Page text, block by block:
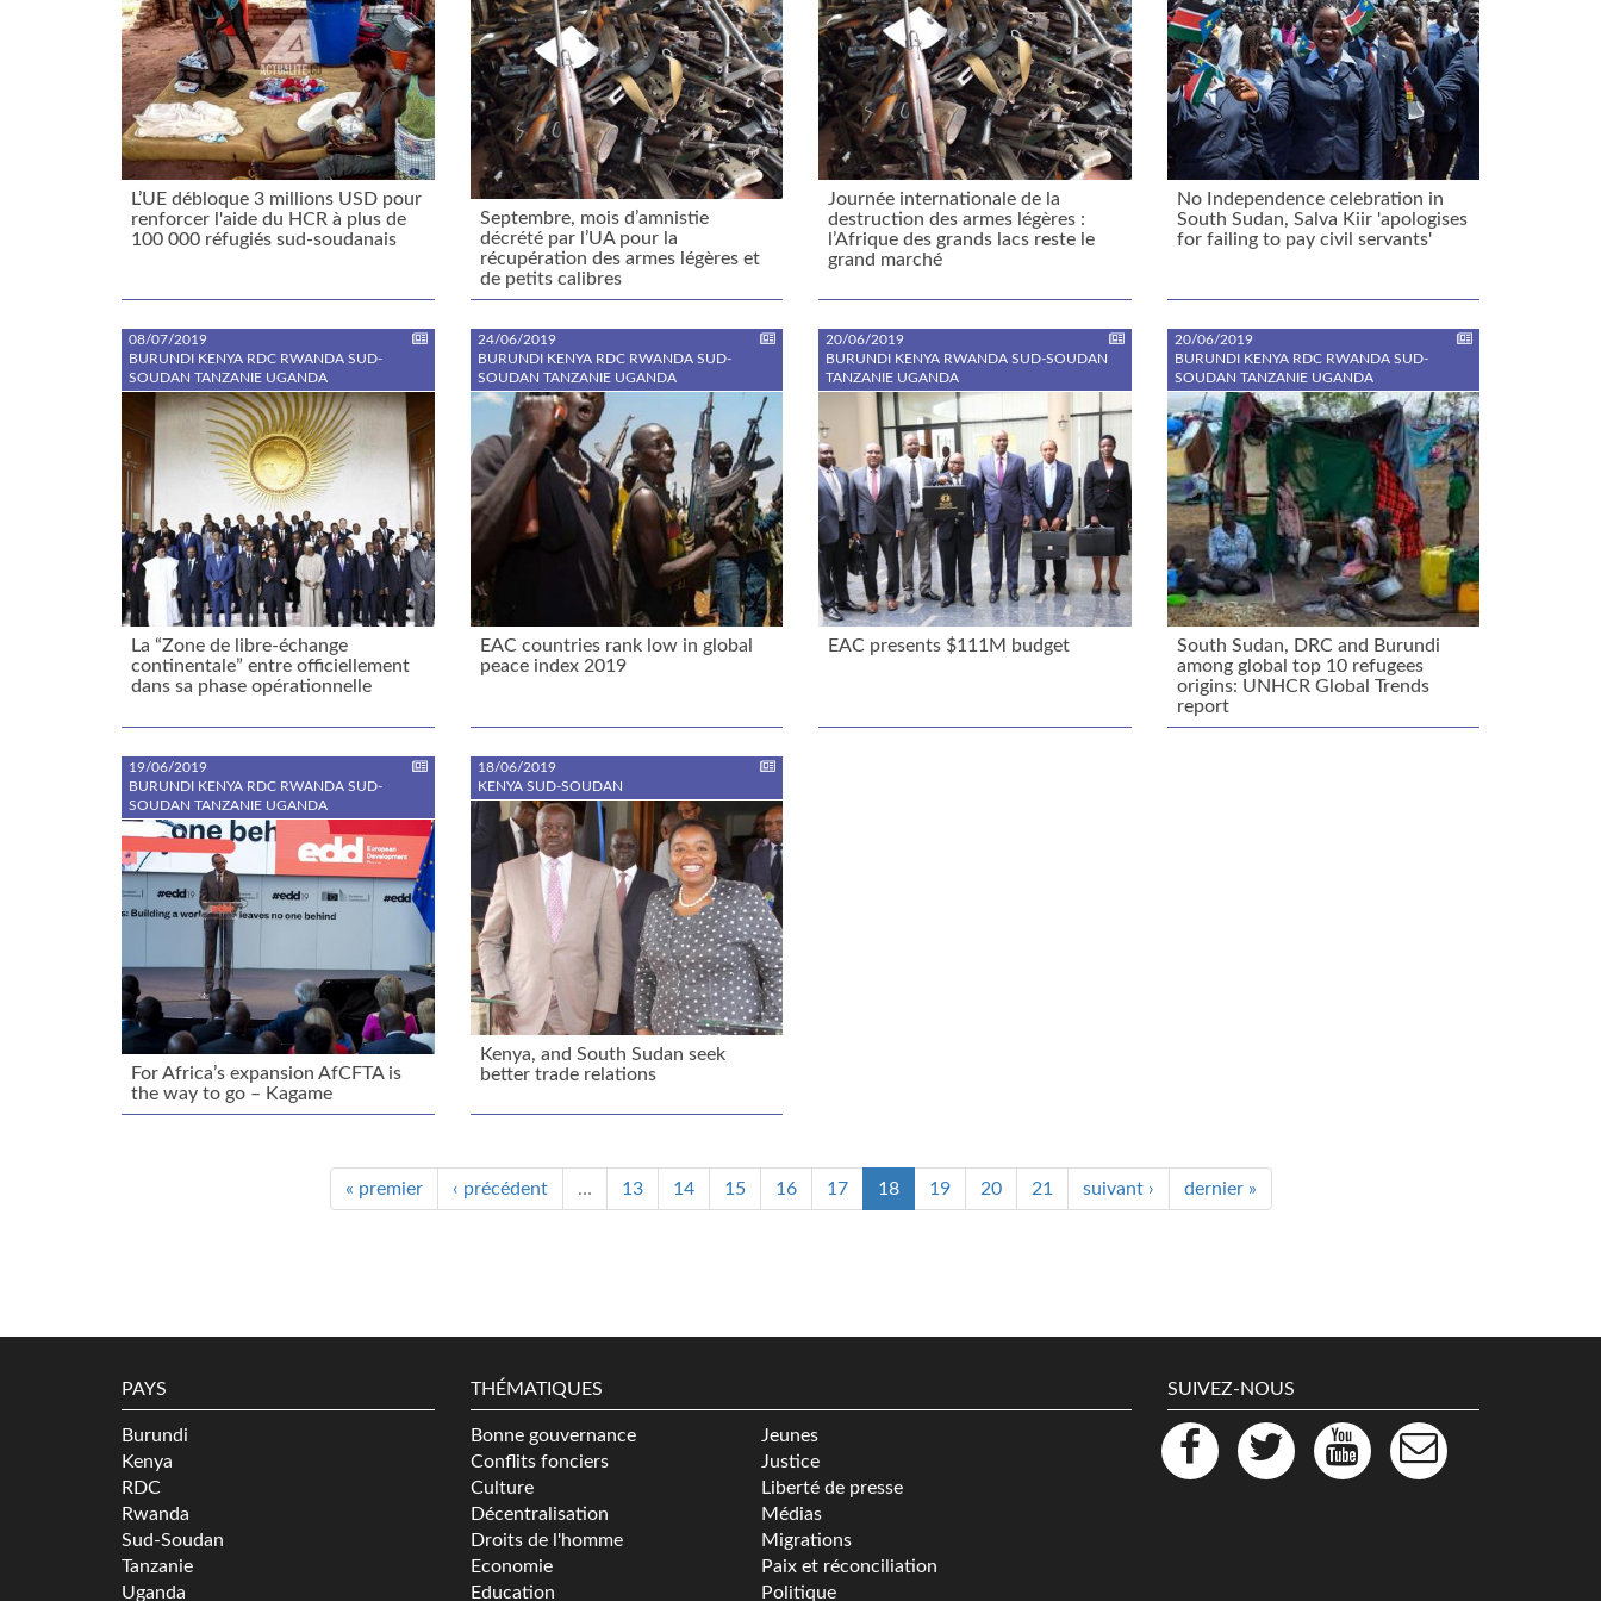
L’UE débloque 3 millions USD pour
renforcer l'aide du HCR à plus de
100 000 réfugiés sud-soudanais
Septembre, mois d’amnistie
décrété par l’UA pour la
récupération des armes légères et
de petits calibres
Journée internationale de la
destruction des armes légères :
l’Afrique des grands lacs reste le
grand marché
No Independence celebration in
South Sudan, Salva Kiir 'apologises
for failing to pay civil servants'
08/07/2019
BURUNDI KENYA RDC RWANDA SUD-
SOUDAN TANZANIE UGANDA
La “Zone de libre-échange
continentale” entre officiellement
dans sa phase opérationnelle
24/06/2019
BURUNDI KENYA RDC RWANDA SUD-
SOUDAN TANZANIE UGANDA
EAC countries rank low in global
peace index 2019
20/06/2019
BURUNDI KENYA RWANDA SUD-SOUDAN
TANZANIE UGANDA
EAC presents $111M budget
20/06/2019
BURUNDI KENYA RDC RWANDA SUD-
SOUDAN TANZANIE UGANDA
South Sudan, DRC and Burundi
among global top 10 refugees
origins: UNHCR Global Trends
report
19/06/2019
BURUNDI KENYA RDC RWANDA SUD-
SOUDAN TANZANIE UGANDA
For Africa’s expansion AfCFTA is
the way to go – Kagame
18/06/2019
KENYA SUD-SOUDAN
Kenya, and South Sudan seek
better trade relations
« premier ‹ précédent … 13 14 15 16 17 18 19 20 21 suivant › dernier »
PAYS
Burundi
Kenya
RDC
Rwanda
Sud-Soudan
Tanzanie
Uganda
THÉMATIQUES
Bonne gouvernance
Conflits fonciers
Culture
Décentralisation
Droits de l'homme
Economie
Education
Jeunes
Justice
Liberté de presse
Médias
Migrations
Paix et réconciliation
Politique
SUIVEZ-NOUS